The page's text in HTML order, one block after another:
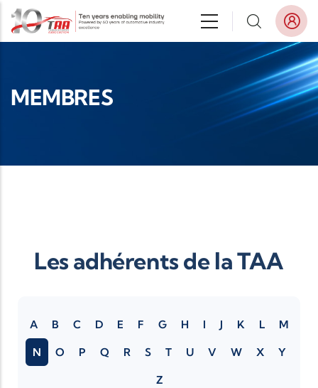
Aller au contenu principal
MEMBRES
Les adhérents de la TAA
A B C D E F G H I J K L M
N O P Q R S T U V W X Y
Z